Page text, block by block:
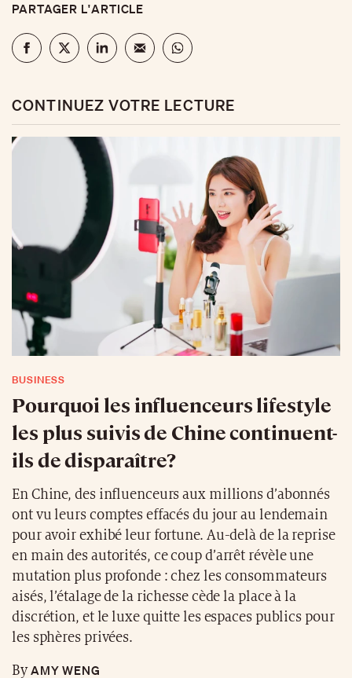
PARTAGER L'ARTICLE
CONTINUEZ VOTRE LECTURE
BUSINESS
Pourquoi les influenceurs lifestyle
les plus suivis de Chine continuent-
ils de disparaître?
En Chine, des influenceurs aux millions d’abonnés
ont vu leurs comptes effacés du jour au lendemain
pour avoir exhibé leur fortune. Au-delà de la reprise
en main des autorités, ce coup d’arrêt révèle une
mutation plus profonde : chez les consommateurs
aisés, l’étalage de la richesse cède la place à la
discrétion, et le luxe quitte les espaces publics pour
les sphères privées.
ByAMY WENG